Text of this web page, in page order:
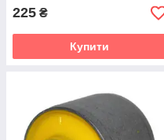
225 ₴
Купити